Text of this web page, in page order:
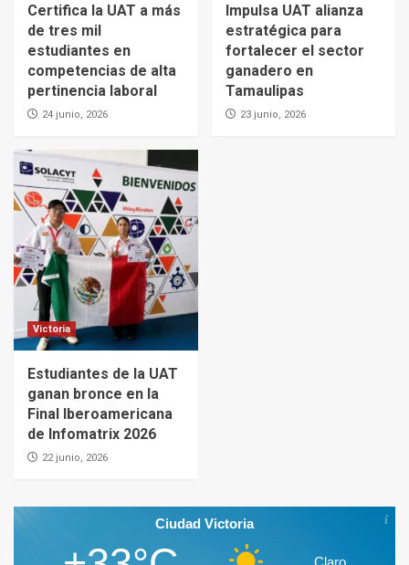
Certifica la UAT a más
de tres mil
estudiantes en
competencias de alta
pertinencia laboral
24 junio, 2026
Impulsa UAT alianza
estratégica para
fortalecer el sector
ganadero en
Tamaulipas
23 junio, 2026
Victoria
Estudiantes de la UAT
ganan bronce en la
Final Iberoamericana
de Infomatrix 2026
22 junio, 2026
Ciudad Victoria